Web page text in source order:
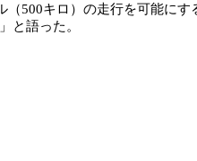
500キロ）の走行を可能に
と語った。